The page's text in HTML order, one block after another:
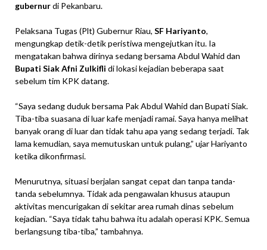
gubernurdi Pekanbaru.
Pelaksana Tugas (Plt) Gubernur Riau, SF Hariyanto,
mengungkap detik-detik peristiwa mengejutkan itu. Ia
mengatakan bahwa dirinya sedang bersama Abdul Wahid dan
Bupati Siak Afni Zulkifli di lokasi kejadian beberapa saat
sebelum tim KPK datang.
“Saya sedang duduk bersama Pak Abdul Wahid dan Bupati Siak.
Tiba-tiba suasana di luar kafe menjadi ramai. Saya hanya melihat
banyak orang di luar dan tidak tahu apa yang sedang terjadi. Tak
lama kemudian, saya memutuskan untuk pulang,” ujar Hariyanto
ketika dikonfirmasi.
Menurutnya, situasi berjalan sangat cepat dan tanpa tanda-
tanda sebelumnya. Tidak ada pengawalan khusus ataupun
aktivitas mencurigakan di sekitar area rumah dinas sebelum
kejadian. “Saya tidak tahu bahwa itu adalah operasi KPK. Semua
berlangsung tiba-tiba,” tambahnya.